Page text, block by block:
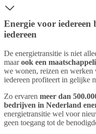
Energie voor iedereen
iedereen
De energietransitie is niet
maarook een
we wonen, reizen en
iedereen profiteert in gelijke
Zo ervaren meer dan
bedrijven in Nederland
energietransitie wel voor
geen toegang tot de